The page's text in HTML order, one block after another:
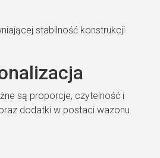
stabilność konstrukcji
są proporcje, czytelność i
dodatki w postaci wazonu